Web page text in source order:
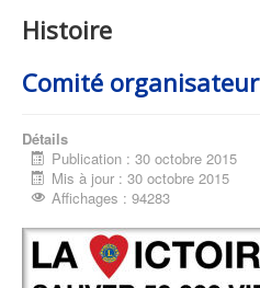
Histoire
Comité organisateur
Détails
Publication : 30 octobre 2015
Mis à jour : 30 octobre 2015
Affichages : 94283